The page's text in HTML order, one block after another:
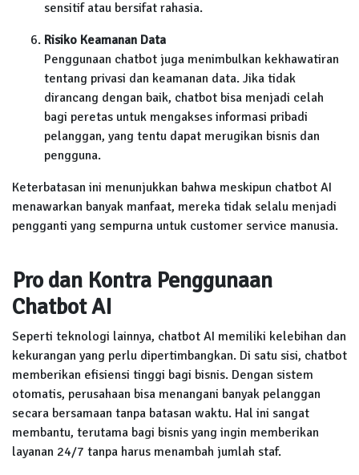
sensitif atau bersifat rahasia.
Risiko Keamanan Data
Penggunaan chatbot juga menimbulkan kekhawatiran
tentang privasi dan keamanan data. Jika tidak
dirancang dengan baik, chatbot bisa menjadi celah
bagi peretas untuk mengakses informasi pribadi
pelanggan, yang tentu dapat merugikan bisnis dan
pengguna.
Keterbatasan ini menunjukkan bahwa meskipun chatbot AI
menawarkan banyak manfaat, mereka tidak selalu menjadi
pengganti yang sempurna untuk customer service manusia.
Pro dan Kontra Penggunaan
Chatbot AI
Seperti teknologi lainnya, chatbot AI memiliki kelebihan dan
kekurangan yang perlu dipertimbangkan. Di satu sisi, chatbot
memberikan efisiensi tinggi bagi bisnis. Dengan sistem
otomatis, perusahaan bisa menangani banyak pelanggan
secara bersamaan tanpa batasan waktu. Hal ini sangat
membantu, terutama bagi bisnis yang ingin memberikan
layanan 24/7 tanpa harus menambah jumlah staf.